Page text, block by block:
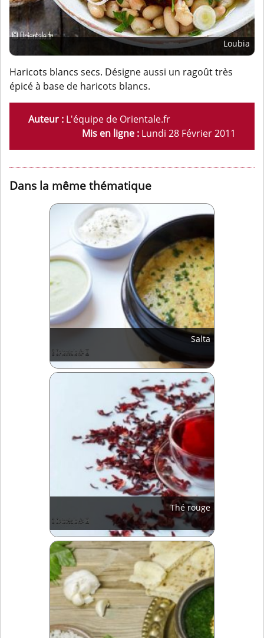
Loubia
Haricots blancs secs. Désigne aussi un ragoût très
épicé à base de haricots blancs.
Auteur : L'équipe de Orientale.fr
Mis en ligne : Lundi 28 Février 2011
Dans la même thématique
Salta
Thé rouge